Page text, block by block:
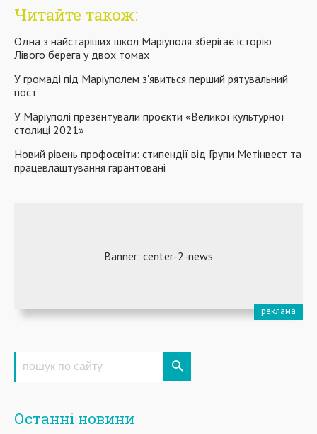
Читайте також:
Одна з найстаріших школ Маріуполя зберігає історію
Лівого берега у двох томах
У громаді під Маріуполем з'явиться перший рятувальний
пост
У Маріуполі презентували проєкти «Великої культурної
столиці 2021»
Новий рівень профосвіти: стипендії від Групи Метінвест та
працевлаштування гарантовані
Останні новини